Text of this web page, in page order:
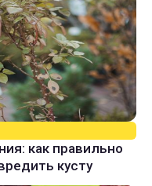
как правильно
кусту